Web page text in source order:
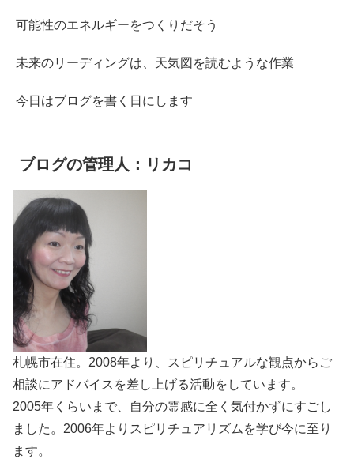
可能性のエネルギーをつくりだそう
未来のリーディングは、天気図を読むような作業
今日はブログを書く日にします
ブログの管理人：リカコ
札幌市在住。2008年より、スピリチュアルな観点からご
相談にアドバイスを差し上げる活動をしています。
2005年くらいまで、自分の霊感に全く気付かずにすごし
ました。2006年よりスピリチュアリズムを学び今に至り
ます。